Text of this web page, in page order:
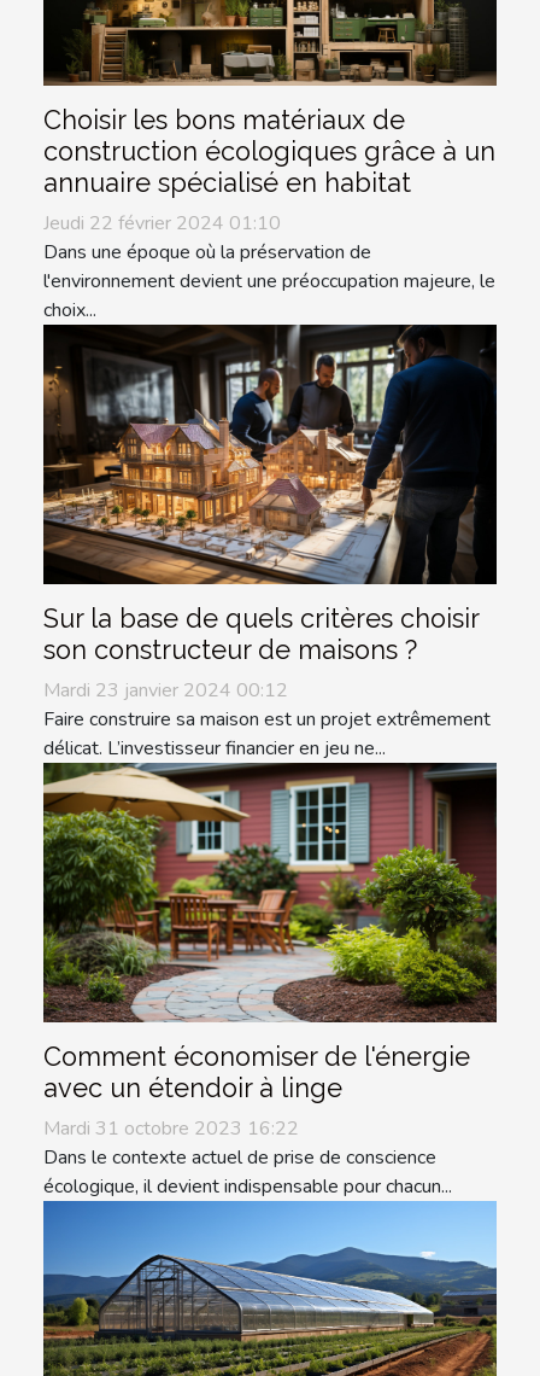
Choisir les bons matériaux de
construction écologiques grâce à un
annuaire spécialisé en habitat
Jeudi 22 février 2024 01:10
Dans une époque où la préservation de
l'environnement devient une préoccupation majeure, le
choix...
Sur la base de quels critères choisir
son constructeur de maisons ?
Mardi 23 janvier 2024 00:12
Faire construire sa maison est un projet extrêmement
délicat. L’investisseur financier en jeu ne...
Comment économiser de l'énergie
avec un étendoir à linge
Mardi 31 octobre 2023 16:22
Dans le contexte actuel de prise de conscience
écologique, il devient indispensable pour chacun...